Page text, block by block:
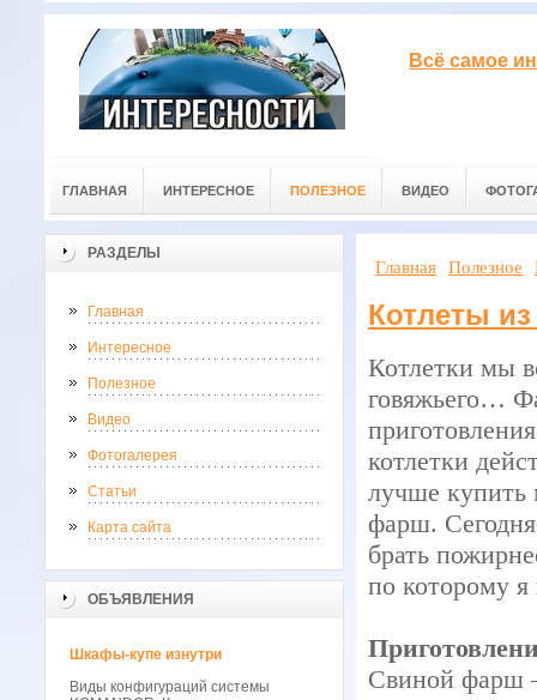
Всё самое
ГЛАВНАЯ ИНТЕРЕСНОЕ ПОЛЕЗНОЕ ВИДЕО
РАЗДЕЛЫ
Главная
Интересное
Полезное
Видео
Фотогалерея
Статьи
Карта сайта
ОБЪЯВЛЕНИЯ
Шкафы-купе изнутри
Виды конфигураций системы
Главная Полезное
Котлеты
Котлетки мы
говяжьего…
котлетки
лучше купить
фарш.
брать
по которому я
Свиной фарш